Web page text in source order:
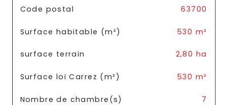
TRAD_SIROCCO_Caracteristique
Code postal 63700
Surface habitable (m²) 530 m²
surface terrain 2,80 ha
Surface loi Carrez (m²) 530 m²
Nombre de chambre(s) 7